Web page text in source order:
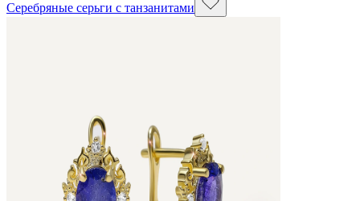
Серебряные серьги с танзанитами